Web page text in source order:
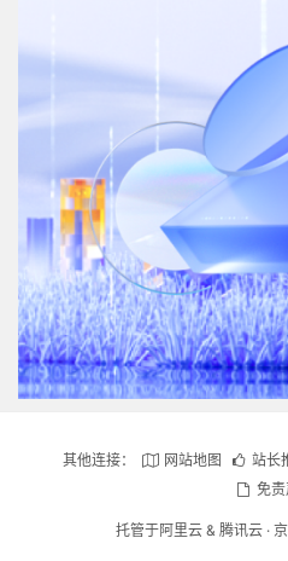
其他连接： 网站地图 站长
免
托管于阿里云& 腾讯云·